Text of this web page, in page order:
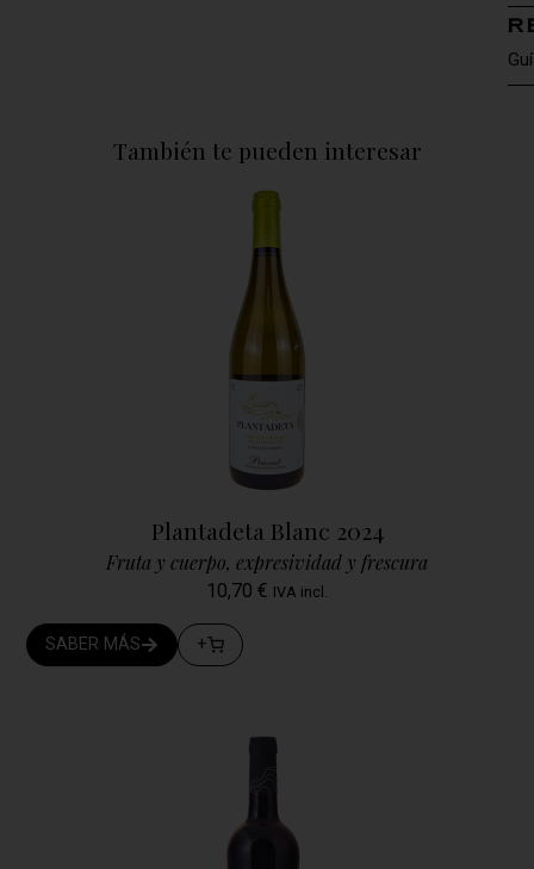
También te pueden interesar
Plantadeta Blanc 2024
Fruta y cuerpo, expresividad y frescura
10,70 € IVA incl.
SABER MÁS +